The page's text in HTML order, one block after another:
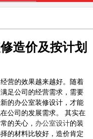
造价及按计划
营的效果越来越好。随着
足公司的经营需求，需要
的办公室装修设计，才能
公司的发展需求。 其实在
的关心， 办公室设计的装
的材料比较好，造价肯定